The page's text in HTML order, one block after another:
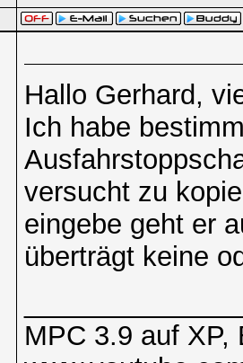
Hallo Gerhard,
Ich habe
versucht zu
eingebe geht er
überträgt keine
MPC 3.9 auf XP,